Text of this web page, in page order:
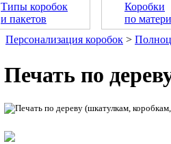
Типы коробок
и пакетов
Коробки
по
Персонализация коробок >
Печать по